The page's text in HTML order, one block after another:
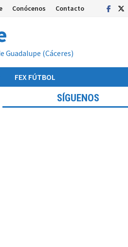
Conócenos Contacto
Guadalupe (Cáceres)
FEX FÚTBOL
SÍGUENOS